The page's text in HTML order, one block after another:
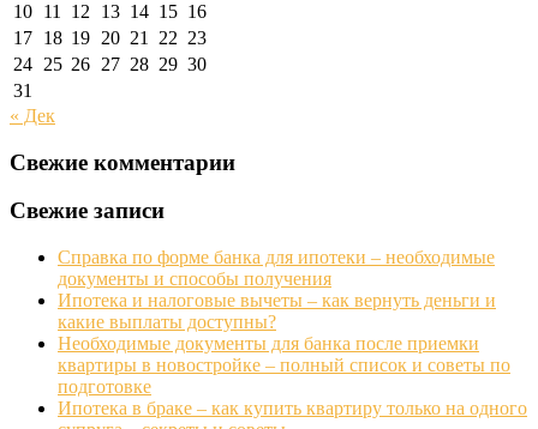
10 11 12 13 14 15 16
17 18 19 20 21 22 23
24 25 26 27 28 29 30
31
« Дек
Свежие комментарии
Свежие записи
Справка по форме банка для ипотеки – необходимые
документы и способы получения
Ипотека и налоговые вычеты – как вернуть деньги и
какие выплаты доступны?
Необходимые документы для банка после приемки
квартиры в новостройке – полный список и советы по
подготовке
Ипотека в браке – как купить квартиру только на одного